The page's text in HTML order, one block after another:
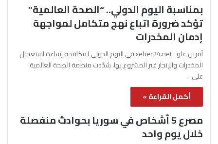
بمناسبة اليوم الدولي.. “الصحة العالمية”
تؤكد ضرورة اتباع نهج متكامل لمواجهة
إدمان المخدرات
آفرين علو ـ xeber24.net في اليوم الدولي لمكافحة إساءة استعمال
المخدرات والإتجار غير المشروع بها، شدّدت منظمة الصحة العالمية
على…
أكمل القراءة »
مصرع 5 أشخاص في سوريا بحوادث منفصلة
خلال يوم واحد